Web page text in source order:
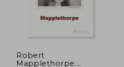
Robert
Mapplethorpe: